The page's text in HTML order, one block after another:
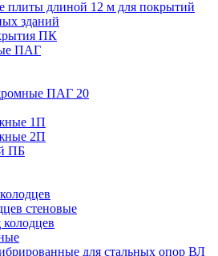
плиты длиной 12 м для покрытий
зданий
ПК
ПАГ
ПАГ 20
1П
2П
ПБ
стеновые
для стальных опор ВЛ